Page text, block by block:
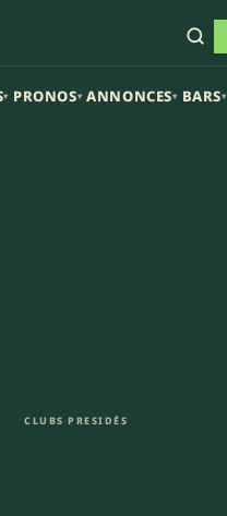
▾ PRONOS▾ ANNONCES▾ BARS▾
CLUBS PRESIDÉS